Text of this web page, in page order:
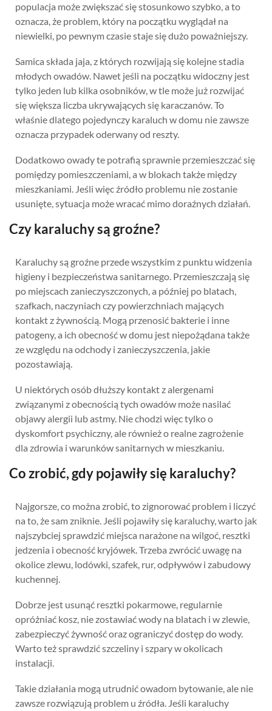
populacja może zwiększać się stosunkowo szybko, a to
oznacza, że problem, który na początku wyglądał na
niewielki, po pewnym czasie staje się dużo poważniejszy.
Samica składa jaja, z których rozwijają się kolejne stadia
młodych owadów. Nawet jeśli na początku widoczny jest
tylko jeden lub kilka osobników, w tle może już rozwijać
się większa liczba ukrywających się karaczanów. To
właśnie dlatego pojedynczy karaluch w domu nie zawsze
oznacza przypadek oderwany od reszty.
Dodatkowo owady te potrafią sprawnie przemieszczać się
pomiędzy pomieszczeniami, a w blokach także między
mieszkaniami. Jeśli więc źródło problemu nie zostanie
usunięte, sytuacja może wracać mimo doraźnych działań.
Czy karaluchy są groźne?
Karaluchy są groźne przede wszystkim z punktu widzenia
higieny i bezpieczeństwa sanitarnego. Przemieszczają się
po miejscach zanieczyszczonych, a później po blatach,
szafkach, naczyniach czy powierzchniach mających
kontakt z żywnością. Mogą przenosić bakterie i inne
patogeny, a ich obecność w domu jest niepożądana także
ze względu na odchody i zanieczyszczenia, jakie
pozostawiają.
U niektórych osób dłuższy kontakt z alergenami
związanymi z obecnością tych owadów może nasilać
objawy alergii lub astmy. Nie chodzi więc tylko o
dyskomfort psychiczny, ale również o realne zagrożenie
dla zdrowia i warunków sanitarnych w mieszkaniu.
Co zrobić, gdy pojawiły się karaluchy?
Najgorsze, co można zrobić, to zignorować problem i liczyć
na to, że sam zniknie. Jeśli pojawiły się karaluchy, warto jak
najszybciej sprawdzić miejsca narażone na wilgoć, resztki
jedzenia i obecność kryjówek. Trzeba zwrócić uwagę na
okolice zlewu, lodówki, szafek, rur, odpływów i zabudowy
kuchennej.
Dobrze jest usunąć resztki pokarmowe, regularnie
opróżniać kosz, nie zostawiać wody na blatach i w zlewie,
zabezpieczyć żywność oraz ograniczyć dostęp do wody.
Warto też sprawdzić szczeliny i szpary w okolicach
instalacji.
Takie działania mogą utrudnić owadom bytowanie, ale nie
zawsze rozwiązują problem u źródła. Jeśli karaluchy